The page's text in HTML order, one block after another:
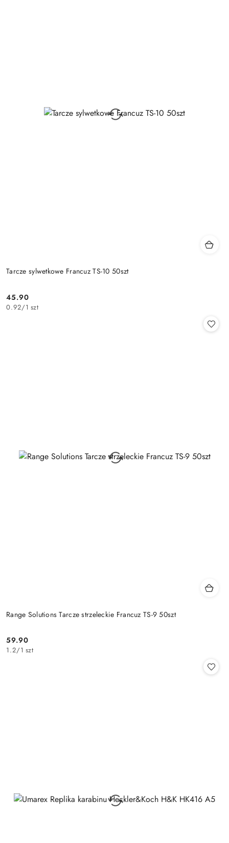
Tarcze sylwetkowe Francuz TS-10 50szt
Cena:
45.90
0.92/1 szt
Range Solutions Tarcze strzeleckie Francuz TS-9 50szt
Cena:
59.90
1.2/1 szt